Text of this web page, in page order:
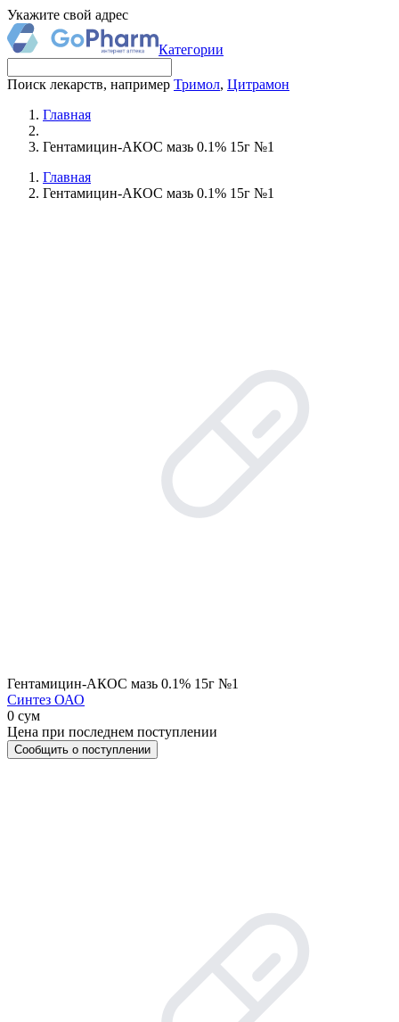
Укажите свой адрес
Категории
Поиск лекарств, например Тримол, Цитрамон
Главная
Гентамицин-АКОС мазь 0.1% 15г №1
Главная
Гентамицин-АКОС мазь 0.1% 15г №1
Гентамицин-АКОС мазь 0.1% 15г №1
Синтез ОАО
0 сум
Цена при последнем поступлении
Сообщить о поступлении